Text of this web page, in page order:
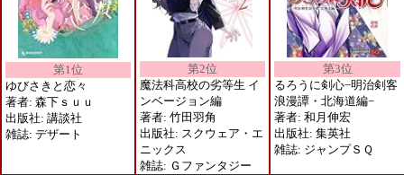
第1位
ゆびさきと恋々
著者: 森下ｓｕｕ
出版社: 講談社
雑誌: デザート
第2位
魔法科高校の劣等生 イ
ンベージョン編
著者: 竹田羽角
出版社: スクウェア・エ
ニックス
雑誌: Ｇファンタジー
第3位
るろうに剣心−明治剣客
浪漫譚・北海道編−
著者: 和月伸宏
出版社: 集英社
雑誌: ジャンプＳＱ